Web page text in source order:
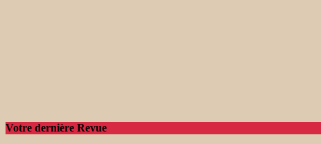
Votre dernière Revue